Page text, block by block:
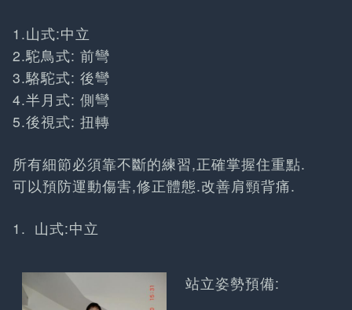
1.山式:中立
2.駝鳥式: 前彎
3.駱駝式: 後彎
4.半月式: 側彎
5.後視式: 扭轉
所有細節必須靠不斷的練習,正確掌握住重點.
可以預防運動傷害,修正體態.改善肩頸背痛.
山式:中立
站立姿勢預備: